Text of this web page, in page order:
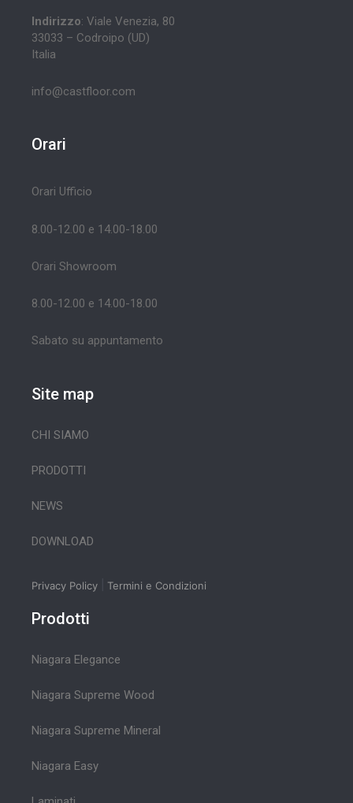
Indirizzo: Viale Venezia, 80
33033 – Codroipo (UD)
Italia
info@castfloor.com
Orari
Orari Ufficio
8.00-12.00 e 14.00-18.00
Orari Showroom
8.00-12.00 e 14.00-18.00
Sabato su appuntamento
Site map
CHI SIAMO
PRODOTTI
NEWS
DOWNLOAD
Privacy Policy Termini e Condizioni
Prodotti
Niagara Elegance
Niagara Supreme Wood
Niagara Supreme Mineral
Niagara Easy